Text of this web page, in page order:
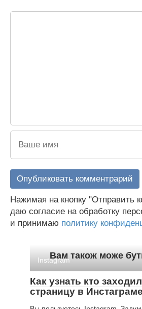
Нажимая на кнопку "Отправить
даю согласие на обработку
и принимаю политику
Вам також може
Instagram
Как узнать кто
страницу в Инстаграме